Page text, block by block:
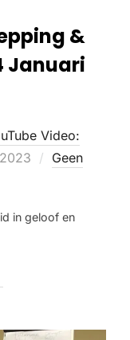
&
Januari
Video:
Geen
in geloof en